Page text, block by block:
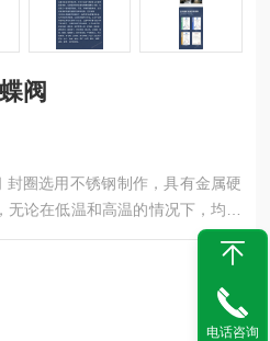
阀
圈选用不锈钢制作，具有金属硬
论在低温和高温的情况下，均具
封功能，安装时不受介质流向的
，可在任何方向安装。广泛用于治
排水和市政建设等工业管道上，作
电话咨询